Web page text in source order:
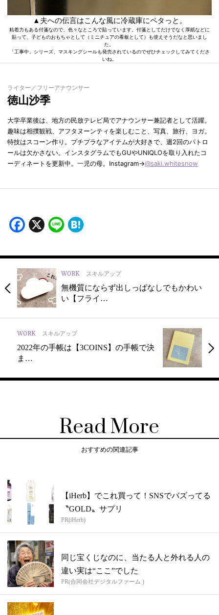
▲夫への伝言はこんな風に冷蔵庫にペタっと。
粘着力もある付箋なので、色々なところで貼っています。付箋としてだけでなく厚紙などに
貼って、子どものおもちゃとして（ミニチュアの看板として）も使えそうだなと思いまし
た。
「工事中」シリーズ、マスキングシールも発売されているのでぜひチェックしてみてくださ
いね。
ライター／フリーアナウンサー
徳山沙季
大学卒業後は、地方の民放テレビ局でアナウンサー兼記者として活躍。
趣味は相撲観戦、アフタヌーンティを楽しむこと、写真、旅行、ヨガ。
特技はスコーン作り。プチプラなアイテムが大好きで、週2回のパトロ
ールは欠かさない。インスタグラムでもGUやUNIQLOを取り入れたコ
ーディネートを更新中。一児の母。Instagram→@saki.whitesnow
Facebook
X Line
WORK スキルアップ
無機質にならず出しっぱなしでもかわい
い【フライ…
WORK スキルアップ
2022年の手帳は【3COINS】の手帳で決
ま…
Read More
おすすめの関連記事
【iHerb】でこれ買って！SNSでバズってる
〝GOLD〟サプリ
PR(iHerb)
同じ宝くじなのに、当たる人と外れる人の
違い実は“ここ”でした
PR(合同会社デジタルファーム )